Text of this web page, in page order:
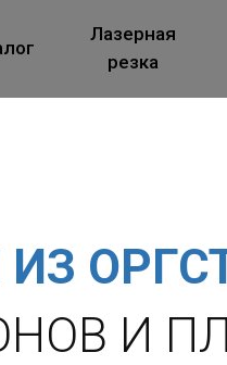
Лазерная
резка
И